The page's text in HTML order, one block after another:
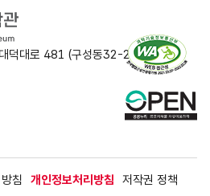
덕대로 481 (구성동32-2)
침 개인정보처리방침
저작권 정책